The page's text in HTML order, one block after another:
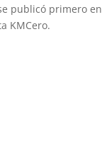
publicó primero en
KMCero.